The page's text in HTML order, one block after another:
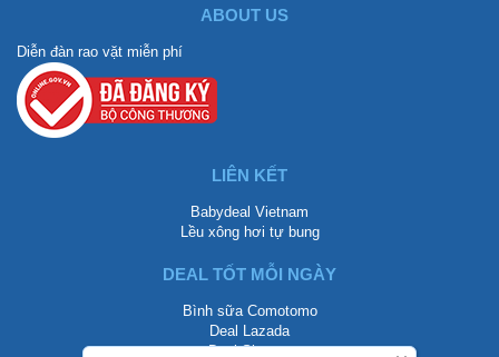
ABOUT US
Diễn đàn rao vặt miễn phí
LIÊN KẾT
Babydeal Vietnam
Lều xông hơi tự bung
DEAL TỐT MỖI NGÀY
Bình sữa Comotomo
Deal Lazada
Deal Shopee